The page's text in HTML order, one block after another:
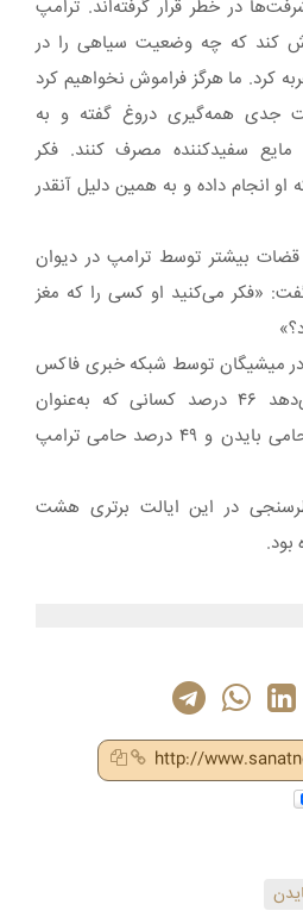
در خطر قرار گرفته‌اند. ترامپ
کند که چه وضعیت سیاهی را در
کرد. ما هرگز فراموش نخواهیم کرد
جدی همه‌گیری دروغ گفته و به
مایع سفیدکننده مصرف کنند. فکر
انجام داده و به همین دلیل آنقدر
بیشتر توسط ترامپ در دیوان
گفت: «فکر می‌کنید او کسی را که مغز
میشیگان توسط شبکه خبری فاکس
نیوز انجام شد، نشان می‌دهد ۴۶ درصد کسانی که به‌عنوان
رای‌دهنده ثبت‌نام کرده‌اند حامی بایدن و ۴۹ درصد حامی ترامپ
در این ایالت برتری هشت‌
http://